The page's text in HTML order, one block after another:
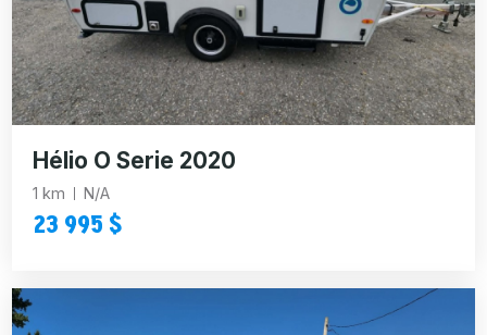
Hélio O Serie 2020
1 km N/A
23 995 $